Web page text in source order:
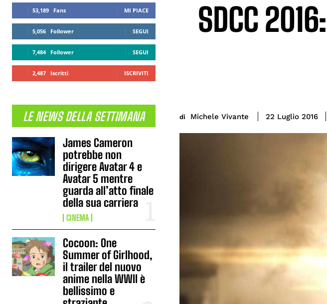
53,189 Fans MI PIACE
5,056 Follower SEGUI
7,484 Follower SEGUI
2,487 Iscritti ISCRIVITI
LE NEWS DELLA SETTIMANA
James Cameron
potrebbe non
dirigere Avatar 4 e
Avatar 5 mentre
guarda all’atto finale
della sua carriera
CINEMA
Cocoon: One
Summer of Girlhood,
il trailer del nuovo
anime nella WWII è
bellissimo e
SDCC
di Michele Vivante 22 Luglio 2016